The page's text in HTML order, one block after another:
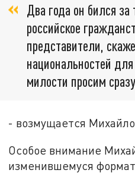
Два года он бился за
российское
представители,
национальностей
милости просим сразу,
- возмущается
Особое внимание
изменившемуся